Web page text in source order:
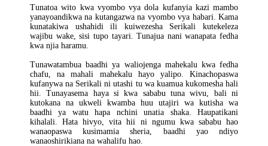
Tunatoa wito kwa vyombo vya dola kufanyia kazi mambo
yanayoandikwa na kutangazwa na vyombo vya habari. Kama
kunatakiwa ushahidi ili kuiwezesha Serikali kutekeleza
wajibu wake, sisi tupo tayari. Tunajua nani wanapata fedha
kwa njia haramu.
Tunawatambua baadhi ya waliojenga mahekalu kwa fedha
chafu, na mahali mahekalu hayo yalipo. Kinachopaswa
kufanywa na Serikali ni utashi tu wa kuamua kukomesha hali
hii. Tunayasema haya si kwa sababu tuna wivu, bali ni
kutokana na ukweli kwamba huu utajiri wa kutisha wa
baadhi ya watu hapa nchini unatia shaka. Haupatikani
kihalali. Hata hivyo, vita hii ni ngumu kwa sababu hao
wanaopaswa kusimamia sheria, baadhi yao ndiyo
wanaoshirikiana na wahalifu hao.